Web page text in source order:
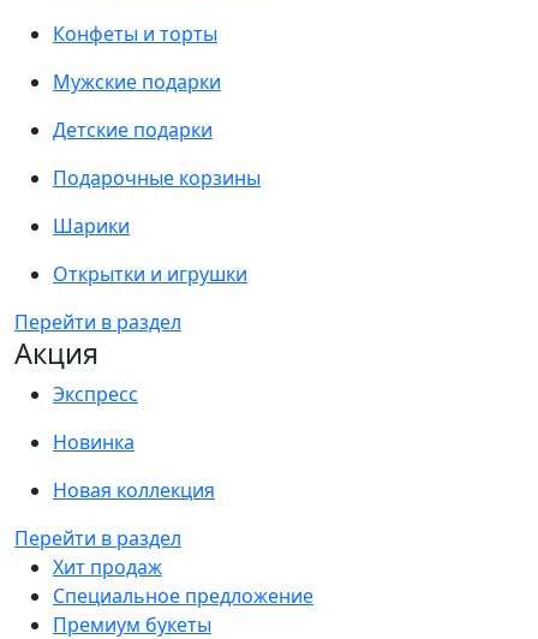
Конфеты и торты
Мужские подарки
Детские подарки
Подарочные корзины
Шарики
Открытки и игрушки
Перейти в раздел
Акция
Экспресс
Новинка
Новая коллекция
Перейти в раздел
Хит продаж
Специальное предложение
Премиум букеты